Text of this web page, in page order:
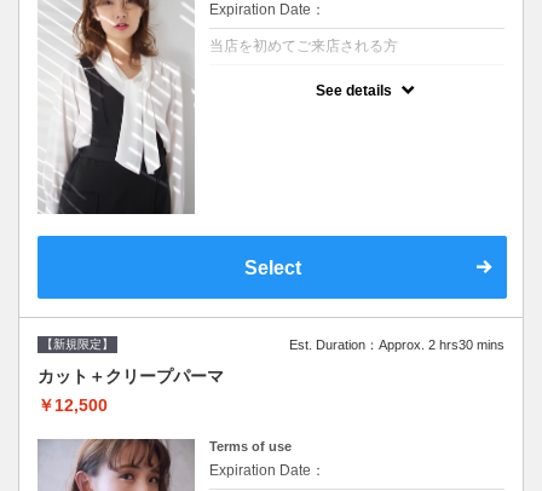
Expiration Date：
当店を初めてご来店される方
See details
Select
【新規限定】 Est. Duration：Approx. 2 hrs30 mins
カット＋クリープパーマ
￥12,500
Terms of use
Expiration Date：